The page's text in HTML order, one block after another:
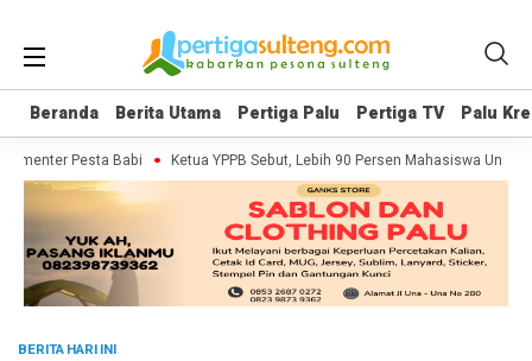
Beranda Berita Utama Pertiga Palu Pertiga TV Palu
Beranda Berita Utama Pertiga Palu Pertiga TV Palu
Pesta Babi Ketua YPPB Sebut, Lebih 90 Persen Mahasiswa
BERITA HARI INI